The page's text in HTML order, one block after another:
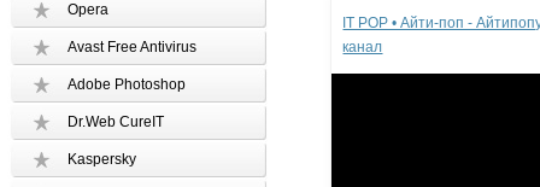
Opera
Avast Free Antivirus
Adobe Photoshop
Dr.Web CureIT
Kaspersky
IT POP • Айти-поп -
канал